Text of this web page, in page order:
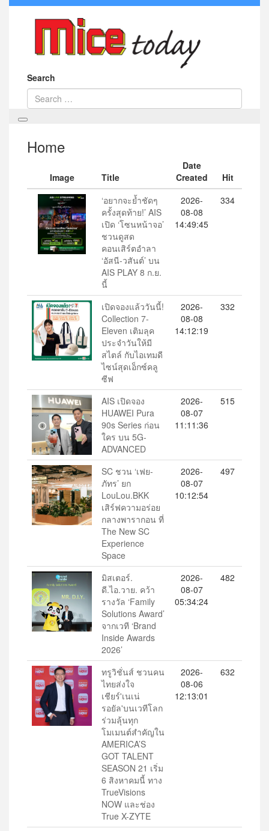
Search
Home
Image Title
Date
Created
Hit
‘อยากจะย้ำชัดๆ
ครั้งสุดท้าย!’ AIS
เปิด ‘โซนหน้าจอ’
ชวนดูสด
คอนเสิร์ตอำลา
‘อัสนี-วสันต์’ บน
AIS PLAY 8 ก.ย.
นี้
2026-
08-08
14:49:45
334
เปิดจองแล้ววันนี้!
Collection 7-
Eleven เติมลุค
ประจำวันให้มี
สไตล์ กับไอเทมดี
ไซน์สุดเอ็กซ์คลู
ซีฟ
2026-
08-08
14:12:19
332
AIS เปิดจอง
HUAWEI Pura
90s Series ก่อน
ใคร บน 5G-
ADVANCED
2026-
08-07
11:11:36
515
SC ชวน ‘เฟย-
ภัทร’ ยก
LouLou.BKK
เสิร์ฟความอร่อย
กลางพารากอน ที่
The New SC
Experience
Space
2026-
08-07
10:12:54
497
มิสเตอร์.
ดี.ไอ.วาย. คว้า
รางวัล ‘Family
Solutions Award’
จากเวที ‘Brand
Inside Awards
2026’
2026-
08-07
05:34:24
482
ทรูวิชั่นส์ ชวนคน
ไทยส่งใจ
เชียร์'เนเน่
รอยัล'บนเวทีโลก
ร่วมลุ้นทุก
โมเมนต์สำคัญใน
AMERICA’S
GOT TALENT
SEASON 21 เริ่ม
6 สิงหาคมนี้ ทาง
TrueVisions
NOW และช่อง
True X-ZYTE
2026-
08-06
12:13:01
632